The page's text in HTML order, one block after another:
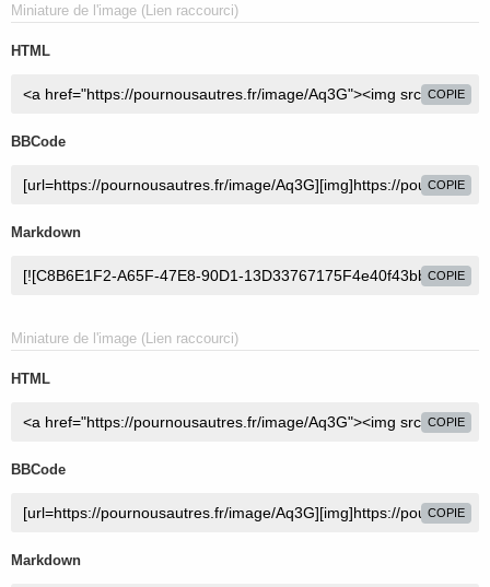
Miniature de l'image (Lien raccourci)
HTML
COPIE
BBCode
COPIE
Markdown
COPIE
Miniature de l'image (Lien raccourci)
HTML
COPIE
BBCode
COPIE
Markdown